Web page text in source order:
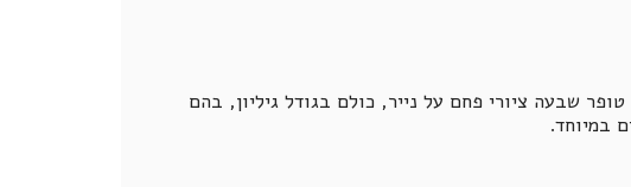
שבעה ציורי פחם על נייר, כולם בגודל גיליון, בהם
במיוחד.